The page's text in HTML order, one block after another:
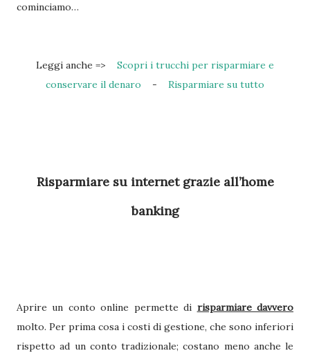
cominciamo…
Leggi anche => Scopri i trucchi per risparmiare e
conservare il denaro - Risparmiare su tutto
Risparmiare su internet grazie all’home
banking
Aprire un conto online permette di risparmiare davvero
molto. Per prima cosa i costi di gestione, che sono inferiori
rispetto ad un conto tradizionale; costano meno anche le